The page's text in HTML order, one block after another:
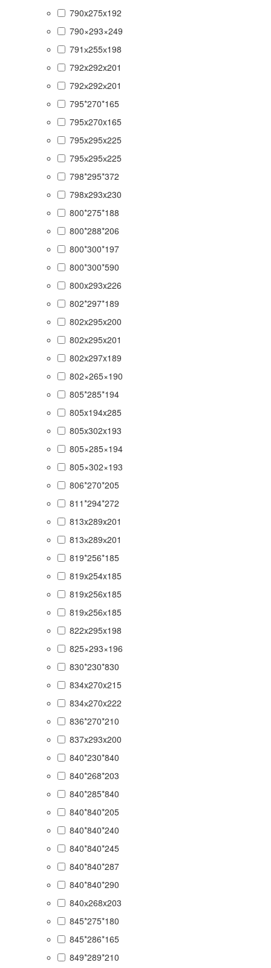
790x275x192
790×293×249
791х255х198
792x292x201
792х292х201
795*270*165
795x270x165
795x295x225
795х295х225
798*295*372
798x293x230
800*275*188
800*288*206
800*300*197
800*300*590
800x293x226
802*297*189
802x295x200
802x295x201
802x297x189
802×265×190
805*285*194
805x194x285
805x302x193
805×285×194
805×302×193
806*270*205
811*294*272
813x289x201
813х289х201
819*256*185
819x254x185
819x256x185
819х256х185
822x295x198
825×293×196
830*230*830
834x270x215
834х270x222
836*270*210
837x293x200
840*230*840
840*268*203
840*285*840
840*840*205
840*840*240
840*840*245
840*840*287
840*840*290
840х268x203
845*275*180
845*286*165
849*289*210